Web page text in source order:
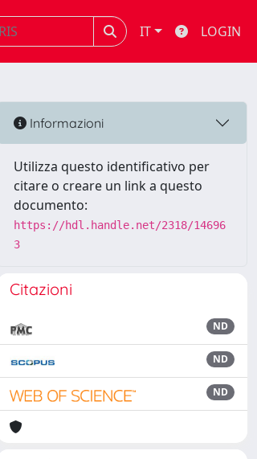
IT LOGIN
Informazioni
Utilizza questo identificativo per
citare o creare un link a questo
documento:
https://hdl.handle.net/2318/14696
3
Citazioni
ND
ND
ND